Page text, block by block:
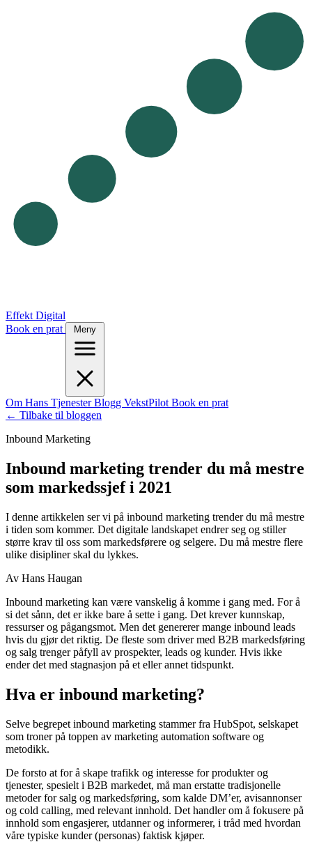
Effekt Digital
Book en prat
Meny
Om Hans TjenesterBlogg VekstPilot Book en prat
← Tilbake til bloggen
Inbound Marketing
Inbound marketing trender du må mestre
som markedssjef i 2021
I denne artikkelen ser vi på inbound marketing trender du må mestre
i tiden som kommer. Det digitale landskapet endrer seg og stiller
større krav til oss som markedsførere og selgere. Du må mestre flere
ulike disipliner skal du lykkes.
Av Hans Haugan
Inbound marketing kan være vanskelig å komme i gang med. For å
si det sånn, det er ikke bare å sette i gang. Det krever kunnskap,
ressurser og pågangsmot. Men det genererer mange inbound leads
hvis du gjør det riktig. De fleste som driver med B2B markedsføring
og salg trenger påfyll av prospekter, leads og kunder. Hvis ikke
ender det med stagnasjon på et eller annet tidspunkt.
Hva er inbound marketing?
Selve begrepet inbound marketing stammer fra HubSpot, selskapet
som troner på toppen av marketing automation software og
metodikk.
De forsto at for å skape trafikk og interesse for produkter og
tjenester, spesielt i B2B markedet, må man erstatte tradisjonelle
metoder for salg og markedsføring, som kalde DM’er, avisannonser
og cold calling, med relevant innhold. Det handler om å fokusere på
innhold som engasjerer, utdanner og informerer, i tråd med hvordan
våre typiske kunder (personas) faktisk kjøper.